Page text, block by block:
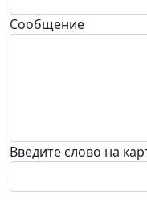
Сообщение
Введите слово на